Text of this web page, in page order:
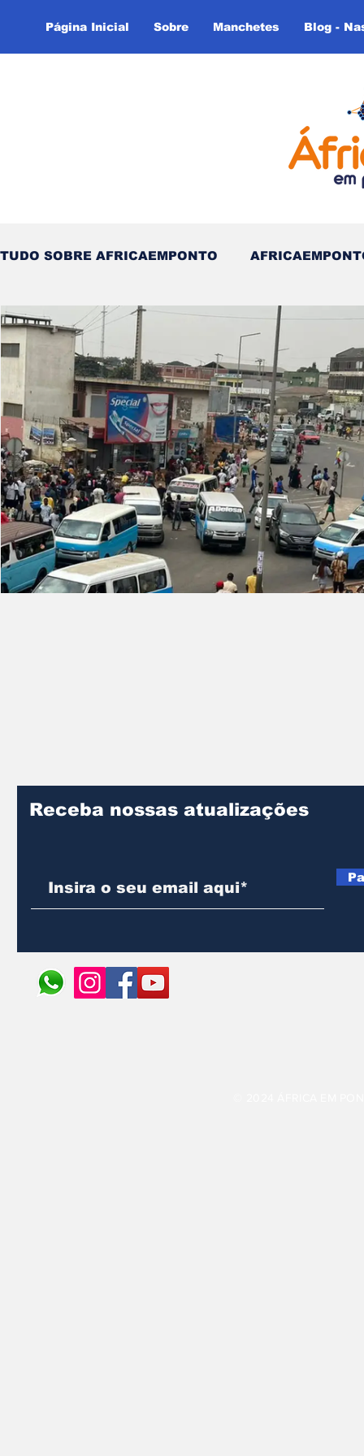
Página Inicial Sobre Manchetes Blog -
TUDO SOBRE AFRICAEMPONTO
Nas Linhas do Tempo - (Blog) Nas linhas do
Receba nossas atualizações